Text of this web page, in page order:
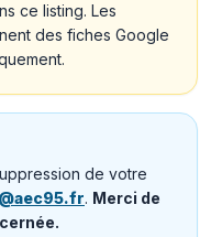
ce listing. Les
des fiches Google
de votre
. Merci de